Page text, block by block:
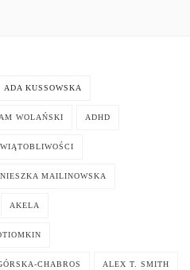
ADA KUSSOWSKA
WOLAŃSKI ADHD
MAILINOWSKA
AKELA
CHABROS ALEX T. SMITH